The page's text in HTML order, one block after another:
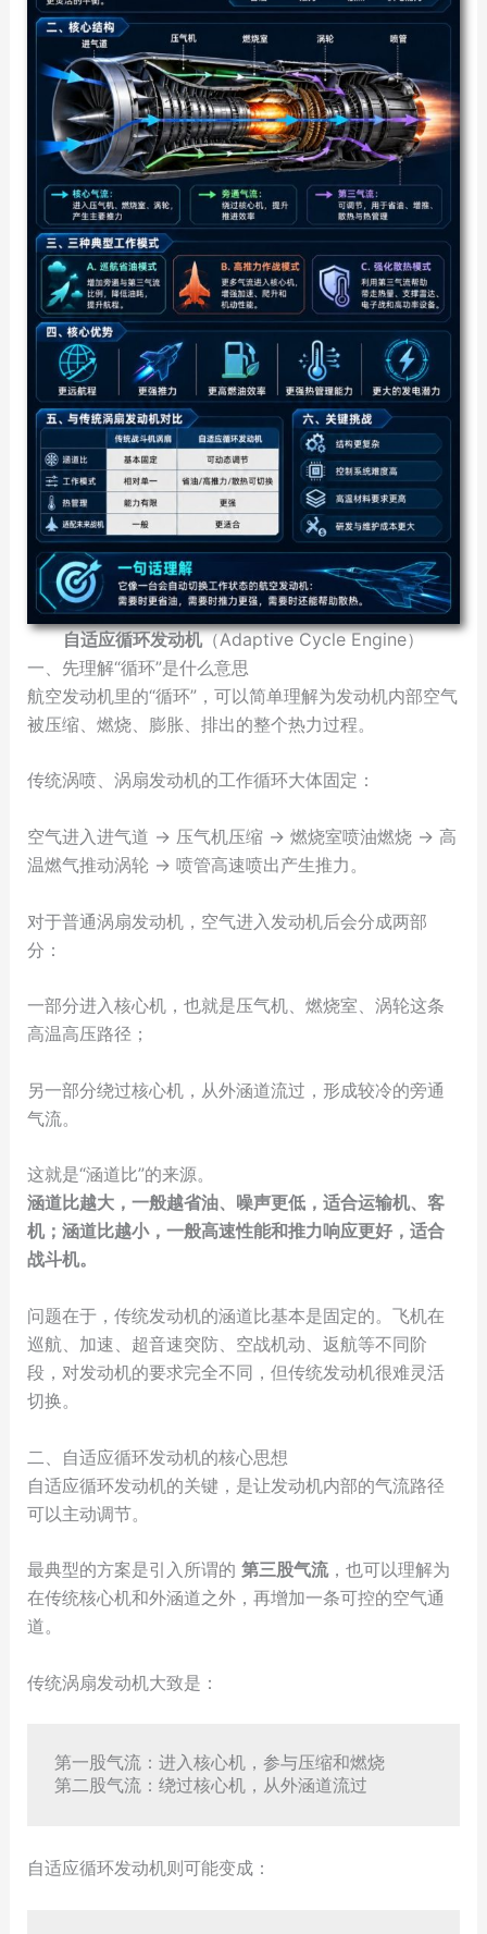
自适应循环发动机（Adaptive Cycle Engine）
一、先理解“循环”是什么意思
航空发动机里的“循环”，可以简单理解为发动机内部空气
被压缩、燃烧、膨胀、排出的整个热力过程。
传统涡喷、涡扇发动机的工作循环大体固定：
空气进入进气道 → 压气机压缩 → 燃烧室喷油燃烧 → 高
温燃气推动涡轮 → 喷管高速喷出产生推力。
对于普通涡扇发动机，空气进入发动机后会分成两部
分：
一部分进入核心机，也就是压气机、燃烧室、涡轮这条
高温高压路径；
另一部分绕过核心机，从外涵道流过，形成较冷的旁通
气流。
这就是“涵道比”的来源。
涵道比越大，一般越省油、噪声更低，适合运输机、客
机；涵道比越小，一般高速性能和推力响应更好，适合
战斗机。
问题在于，传统发动机的涵道比基本是固定的。飞机在
巡航、加速、超音速突防、空战机动、返航等不同阶
段，对发动机的要求完全不同，但传统发动机很难灵活
切换。
二、自适应循环发动机的核心思想
自适应循环发动机的关键，是让发动机内部的气流路径
可以主动调节。
最典型的方案是引入所谓的 第三股气流，也可以理解为
在传统核心机和外涵道之外，再增加一条可控的空气通
道。
传统涡扇发动机大致是：
第一股气流：进入核心机，参与压缩和燃烧
自适应循环发动机则可能变成：